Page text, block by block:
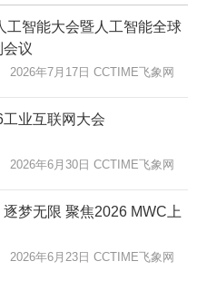
工智能大会暨人工智能全球
会议
2026年7月17日 CCTIME飞象网
业互联网大会
2026年6月30日 CCTIME飞象网
焦2026 MWC上
2026年6月23日 CCTIME飞象网